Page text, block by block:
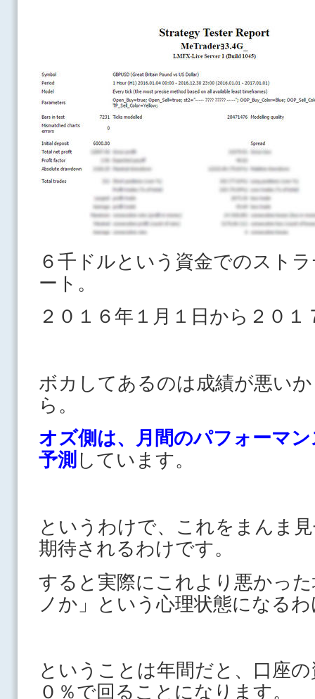
６千ドルという資金でのスト
ート。
２０１６年１月１日から２０
ボカしてあるのは成績が悪い
ら。
オズ側は、月間のパフォーマ
予測 しています。
というわけで、これをまんま
期待されるわけです。
すると実際にこれより悪かっ
ノか」という心理状態になる
ということは年間だと、口座
０％で回ることになります。